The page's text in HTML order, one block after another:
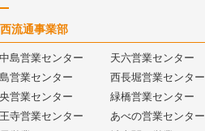
流通事業部
島営業センター
天六営業センター
営業センター
西長堀営業センター
営業センター
緑橋営業センター
寺営業センター
あべの営業センター